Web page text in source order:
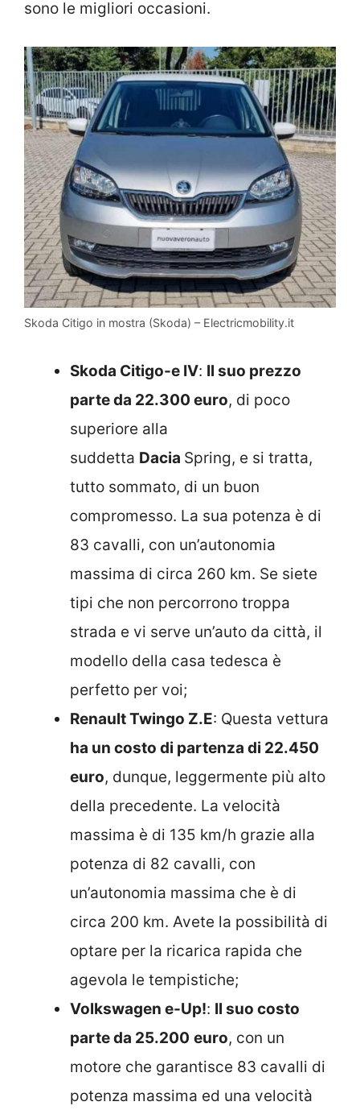
sono le migliori occasioni.
Skoda Citigo in mostra (Skoda) – Electricmobility.it
Skoda Citigo-e IV: Il suo prezzo
parte da 22.300 euro, di poco
superiore alla
suddetta Dacia Spring, e si tratta,
tutto sommato, di un buon
compromesso. La sua potenza è di
83 cavalli, con un’autonomia
massima di circa 260 km. Se siete
tipi che non percorrono troppa
strada e vi serve un’auto da città, il
modello della casa tedesca è
perfetto per voi;
Renault Twingo Z.E: Questa vettura
ha un costo di partenza di 22.450
euro, dunque, leggermente più alto
della precedente. La velocità
massima è di 135 km/h grazie alla
potenza di 82 cavalli, con
un’autonomia massima che è di
circa 200 km. Avete la possibilità di
optare per la ricarica rapida che
agevola le tempistiche;
Volkswagen e-Up!: Il suo costo
parte da 25.200 euro, con un
motore che garantisce 83 cavalli di
potenza massima ed una velocità